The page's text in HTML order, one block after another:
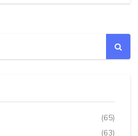
(65)
(63)